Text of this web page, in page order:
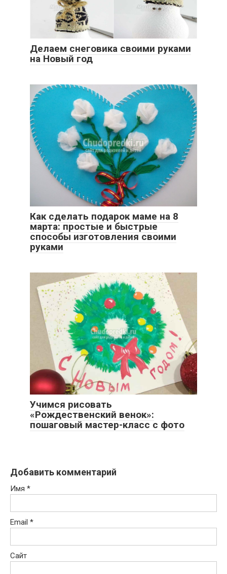
Делаем снеговика своими руками
на Новый год
Как сделать подарок маме на 8
марта: простые и быстрые
способы изготовления своими
руками
Учимся рисовать
«Рождественский венок»:
пошаговый мастер-класс с фото
Добавить комментарий
Имя *
Email *
Сайт